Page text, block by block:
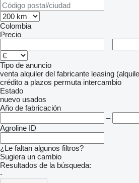
Colombia
Precio
–
Tipo de anuncio
venta alquiler del fabricante leasing
crédito a plazos permuta intercambio
Estado
nuevo usados
Año de fabricación
–
Agroline ID
¿Le faltan algunos filtros?
Sugiera un cambio
Resultados de la búsqueda:
-